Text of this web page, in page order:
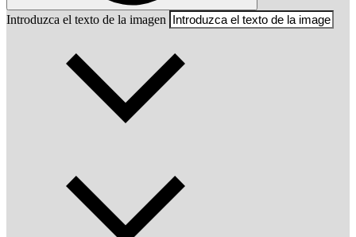
Introduzca el texto de la imagen